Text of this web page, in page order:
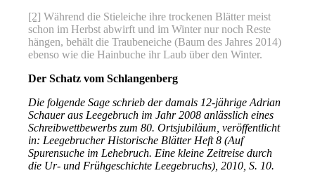
[2] Während die Stieleiche ihre tro­cke­nen Blätter meist
schon im Herbst abwirft und im Winter nur noch Reste
hän­gen, behält die Traubeneiche (Baum des Jahres 2014)
eben­so wie die Hainbuche ihr Laub über den Winter.
Der Schatz vom Schlangenberg
Die fol­gen­de Sage schrieb der damals 12-jäh­ri­ge Adrian
Schauer aus Leegebruch im Jahr 2008 anläss­lich eines
Schreibwettbewerbs zum 80. Ortsjubiläum, ver­öf­fent­licht
in: Leegebrucher Historische Blätter Heft 8 (Auf
Spurensuche im Lehebruch. Eine klei­ne Zeitreise durch
die Ur- und Frühgeschichte Leegebruchs), 2010, S. 10.